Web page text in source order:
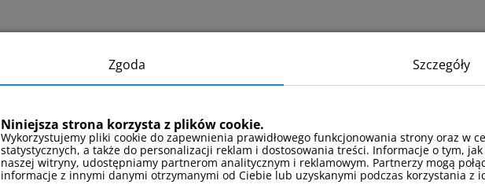
Zgoda Szczegóły
Niniejsza strona korzysta z plików cookie.
Wykorzystujemy pliki cookie do zapewnienia prawidłowego funkcjonowania strony oraz w
statystycznych, a także do personalizacji reklam i dostosowania treści. Informacje o tym, jak
naszej witryny, udostępniamy partnerom analitycznym i reklamowym. Partnerzy mogą
informacje z innymi danymi otrzymanymi od Ciebie lub uzyskanymi podczas korzystania z